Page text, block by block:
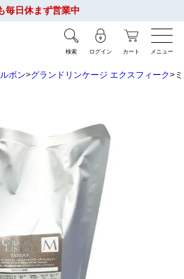
毎日休まず営業中
検索 ログイン カート メニュー
ボン グランドリンケージ エクスフィーク